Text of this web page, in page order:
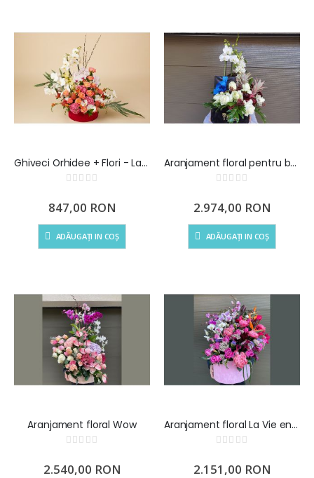
Ghiveci Orhidee + Flori - La multi ani!
Rating:
847,00 RON
ADĂUGAȚI IN COȘ
Aranjament floral pentru barbat + Coniac Hennessy XO
Rating:
2.974,00 RON
ADĂUGAȚI IN COȘ
Aranjament floral Wow
Rating:
2.540,00 RON
Aranjament floral La Vie en Rose
Rating:
2.151,00 RON